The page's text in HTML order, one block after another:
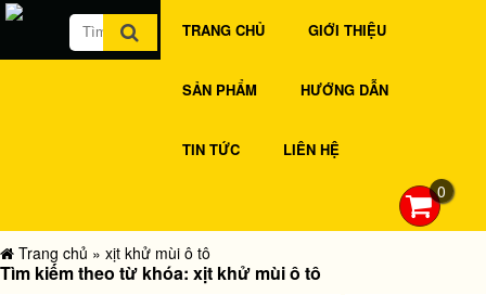
TRANG CHỦ GIỚI THIỆU
SẢN PHẨM HƯỚNG DẪN
TIN TỨC LIÊN HỆ
0
Trang chủ » xịt khử mùi ô tô
Tìm kiếm theo từ khóa: xịt khử mùi ô tô